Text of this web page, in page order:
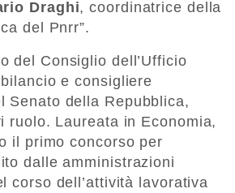
Draghi, coordinatrice della
del Pnrr”.
del Consiglio dell’Ufficio
e consigliere
Senato della Repubblica,
ruolo. Laureata in Economia,
il primo concorso per
dalle amministrazioni
corso dell’attività lavorativa